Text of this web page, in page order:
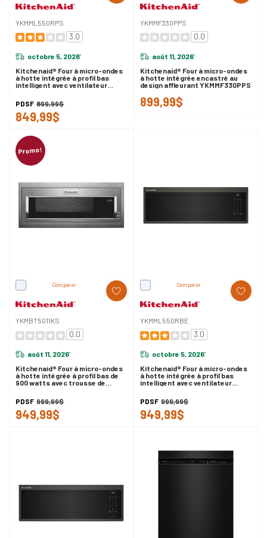
YKMML550RPS
3.0
octobre 5, 2026*
Kitchenaid® Four à micro-ondes
à hotte intégrée à profil bas
intelligent avec ventilateur
PDSF 899,99$
849,99$
YKMMF330PPS
0.0
août 11, 2026*
Kitchenaid® Four à micro-ondes
à hotte intégrée encastré au
design affleurant YKMMF330PPS
899,99$
Promo!
Comparer
YKMBT5011KS
0.0
août 11, 2026*
Kitchenaid® Four à micro-ondes
à hotte intégrée à profil bas de
900 watts avec trousse de
PDSF 999,99$
949,99$
Comparer
YKMML550RBE
3.0
octobre 5, 2026*
Kitchenaid® Four à micro-ondes
à hotte intégrée à profil bas
intelligent avec ventilateur
PDSF 999,99$
949,99$